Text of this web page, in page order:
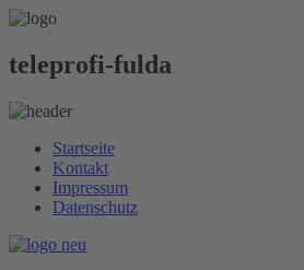
teleprofi-fulda
Startseite
Kontakt
Impressum
Datenschutz